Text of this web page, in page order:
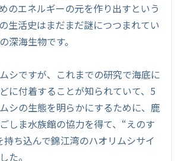
のエネルギーの元を作り出すという
生活史はまだまだ謎につつまれてい
深海生物です。
シですが、これまでの研究で海底に
に付着することが知られていて、5
シの生態を明らかにするために、鹿
しま水族館の協力を得て、“えのす
持ち込んで錦江湾のハオリムシサイ
た。